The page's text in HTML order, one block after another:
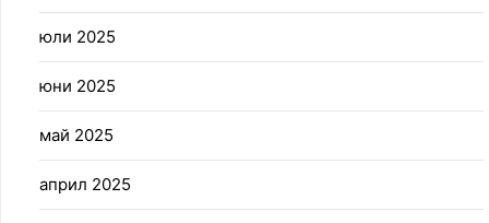
юли 2025
юни 2025
май 2025
април 2025